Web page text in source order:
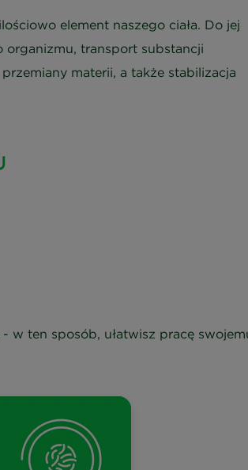
element naszego ciała. Do jej
organizmu, transport substancji
materii, a także stabilizacja
w ten sposób, ułatwisz pracę